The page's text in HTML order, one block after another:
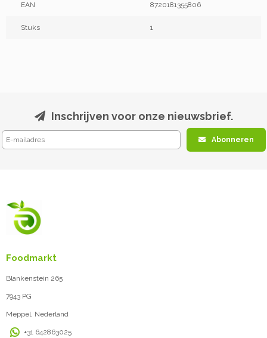
EAN 8720181355806
Stuks 1
Inschrijven voor onze nieuwsbrief.
Abonneren
Foodmarkt
Blankenstein 265
7943 PG
Meppel, Nederland
+31 642863025